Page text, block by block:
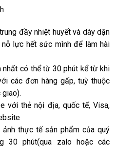
đầy nhiệt huyết và dày dặn
lực hết sức mình để làm hài
nhất có thể từ 30 phút kể từ khi
các đơn hàng gấp, tuỳ thuộc
với thẻ nội địa, quốc tế, Visa,
thực tế sản phẩm của quý
30 phút(qua zalo hoặc các